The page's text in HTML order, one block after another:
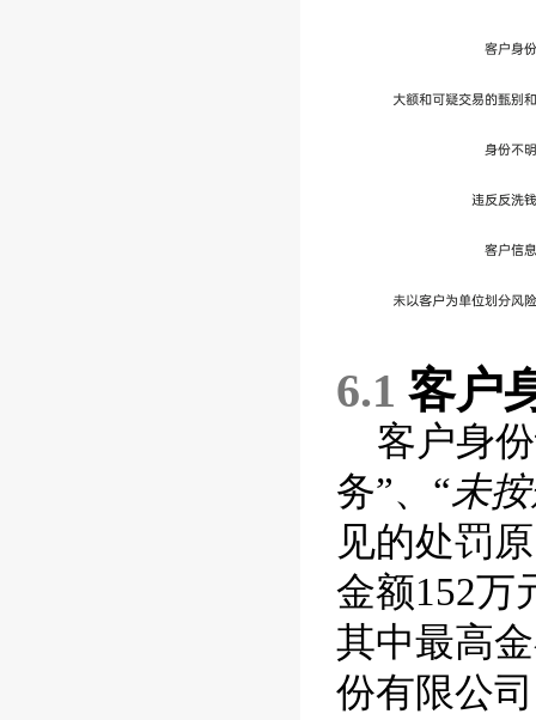
6.1 客户
客户身
务”、“未
见的处罚
金额152万
其中最高
份有限公